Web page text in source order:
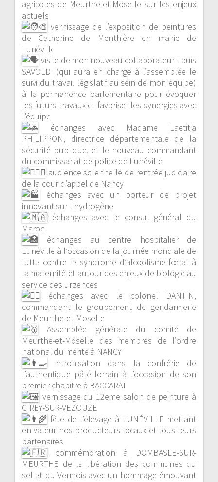
agricoles de Meurthe-et-Moselle sur les enjeux
actuels
vernissage de l’exposition de peintures
de Catherine de Menthière en mairie de
Lunéville
visite de mon nouveau collaborateur Louis
SAVOLDI (qui aura en charge à l’assemblée le
suivi du travail législatif au sein de mon équipe)
à la permanence parlementaire pour évoquer
les futurs travaux et favoriser les synergies avec
l’équipe
échanges avec Madame Laetitia
PHILIPPON, directrice départementale de la
sécurité publique, et le nouveau commandant
du commissariat de police de Lunéville
audience solennelle de rentrée judiciaire
de la cour d’appel de Nancy
échanges avec un porteur de projet
innovant sur l’hydrogène
échanges avec le consul général du
Maroc
échanges au centre hospitalier de
Lunéville à l’occasion de la journée mondiale de
lutte contre le syndrome d’alcoolisme fœtal à
la maternité et autour des enjeux de biologie au
service des urgences
échanges avec le colonel DANTIN,
commandant le groupement de gendarmerie
de Meurthe-et-Moselle
Assemblée générale du comité de
Meurthe-et-Moselle des membres de l’ordre
national du mérite à NANCY
intronisation dans la confrérie de
l’authentique pâté lorrain à l’occasion de son
premier chapitre à BACCARAT
vernissage du 12eme salon de peinture à
CIREY-SUR-VEZOUZE
fête de l’élevage à LUNÉVILLE mettant
en valeur nos producteurs locaux et tous leurs
partenaires
commémoration à DOMBASLE-SUR-
MEURTHE de la libération des communes du
sel et du Vermois avec un hommage émouvant